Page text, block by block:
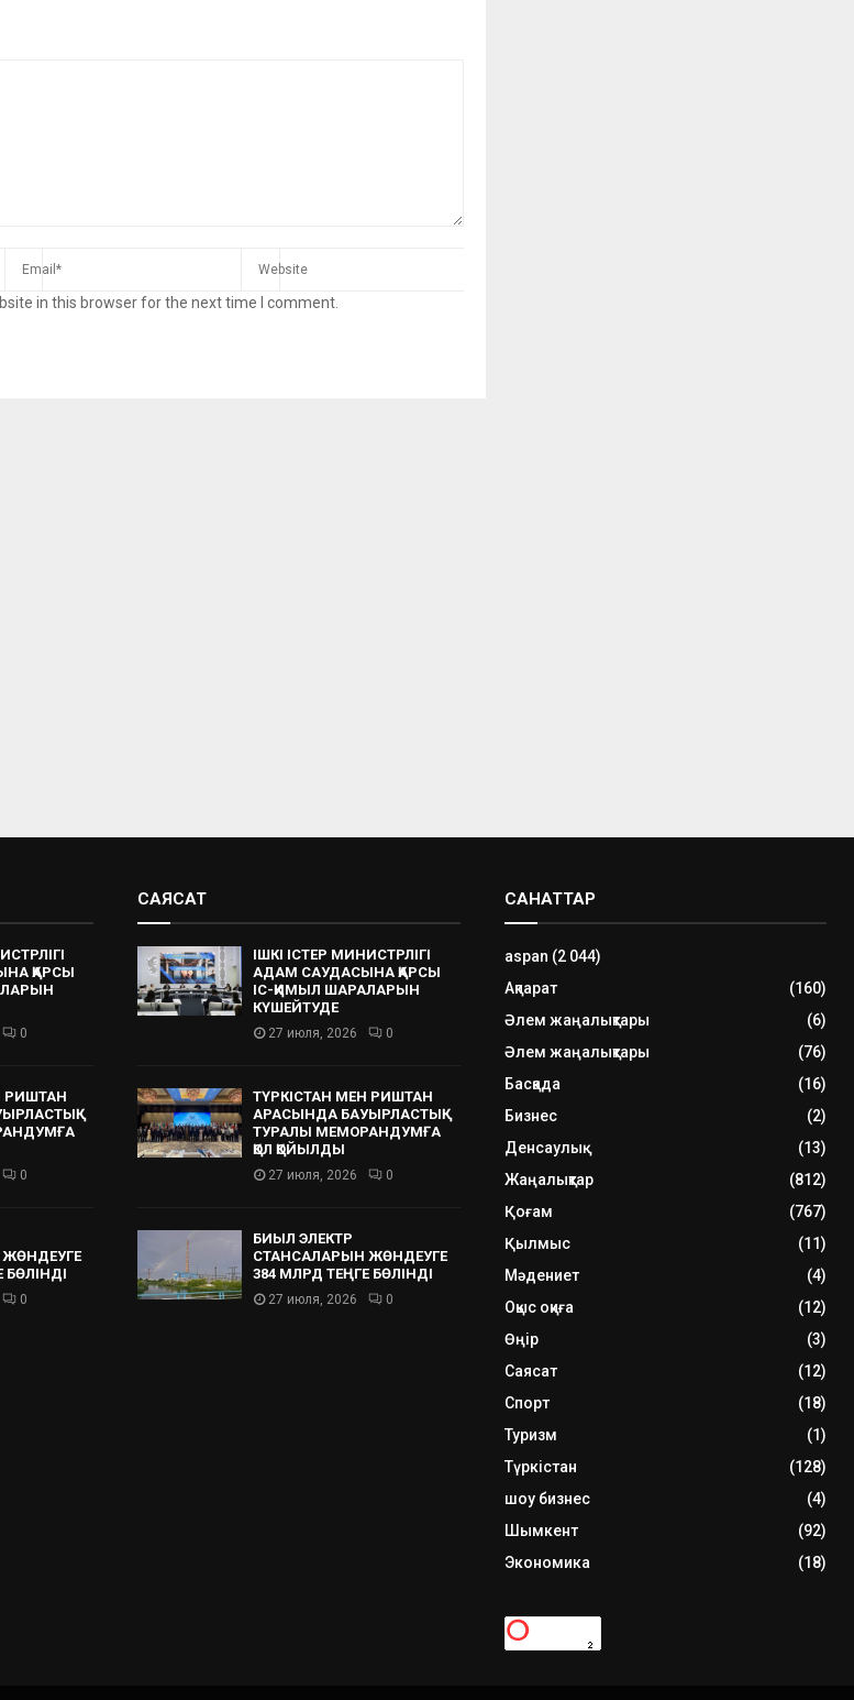
in this browser for the next time I comment.
ҚАРСЫ
0
РИШТАН
0
БӨЛІНДІ
0
САЯСАТ
ІШКІ ІСТЕР МИНИСТРЛІГІ
АДАМ САУДАСЫНА ҚАРСЫ
ІС-ҚИМЫЛ ШАРАЛАРЫН
КҮШЕЙТУДЕ
27 июля, 2026 0
ТҮРКІСТАН МЕН РИШТАН
АРАСЫНДА БАУЫРЛАСТЫҚ
ТУРАЛЫ МЕМОРАНДУМҒА
ҚОЛ ҚОЙЫЛДЫ
27 июля, 2026 0
БИЫЛ ЭЛЕКТР
СТАНСАЛАРЫН ЖӨНДЕУГЕ
384 МЛРД ТЕҢГЕ БӨЛІНДІ
27 июля, 2026 0
САНАТТАР
aspan (2 044)
Ақпарат
(160)
Әлем жаңалықтары
(6)
Әлем жаңалықтары
(76)
Басқада
(16)
Бизнес
(2)
Денсаулық
(13)
Жаңалықтар
(812)
Қоғам
(767)
Қылмыс
(11)
Мәдениет
(4)
Оқыс оқиға
(12)
Өңір
(3)
Саясат
(12)
Спорт
(18)
Туризм
(1)
Түркістан
(128)
шоу бизнес
(4)
Шымкент
(92)
Экономика
(18)